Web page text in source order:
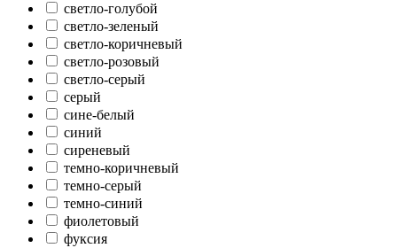
светло-голубой
светло-зеленый
светло-коричневый
светло-розовый
светло-серый
серый
сине-белый
синий
сиреневый
темно-коричневый
темно-серый
темно-синий
фиолетовый
фуксия